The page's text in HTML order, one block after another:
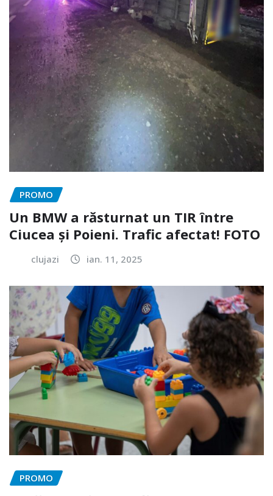
PROMO
Un BMW a răsturnat un TIR între
Ciucea și Poieni. Trafic afectat! FOTO
clujazi ian. 11, 2025
PROMO